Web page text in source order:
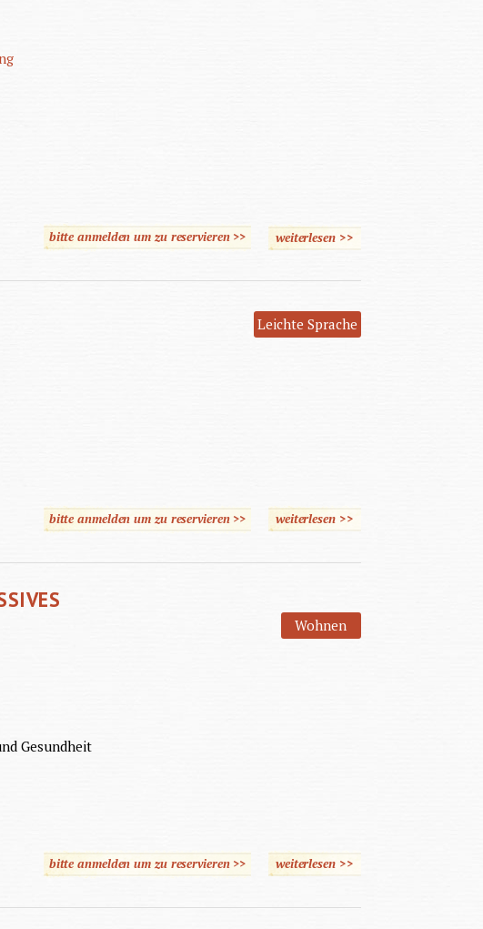
bitte anmelden um zu reservieren >> weiterlesen>>
Leichte Sprache
bitte anmelden um zu reservieren >> weiterlesenüber Schutz vor Gewalt
>>
Wohnen
Gesundheit
bitte anmelden um zu reservieren >> weiterlesen
über Weiterführende
>>